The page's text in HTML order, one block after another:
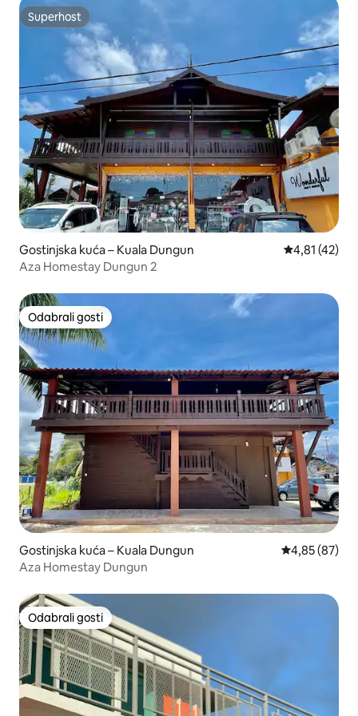
Superhost
Superhost
Gostinjska kuća – Kuala Dungun Prosječna
4,81 (42)
Aza Homestay Dungun 2
Odabrali gosti
Odabrali gosti
Gostinjska kuća – Kuala Dungun Prosječna
4,85 (87)
Aza Homestay Dungun
Odabrali gosti
Odabrali gosti